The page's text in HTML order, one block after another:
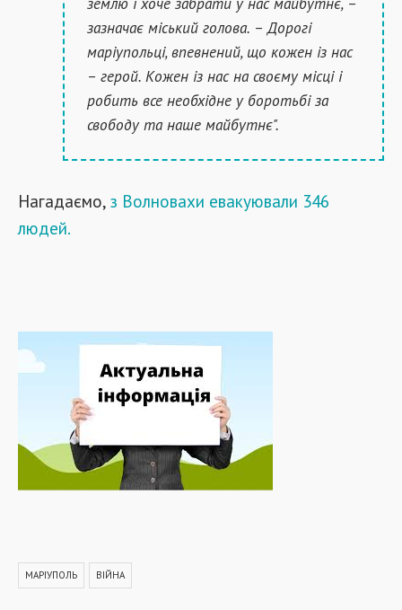
зазначає міський голова. – Дорогі
маріупольці, впевнений, що кожен із нас
– герой. Кожен із нас на своєму місці і
робить все необхідне у боротьбі за
свободу та наше майбутнє".
Нагадаємо, з Волновахи евакуювали 346
людей.
МАРІУПОЛЬ ВІЙНА